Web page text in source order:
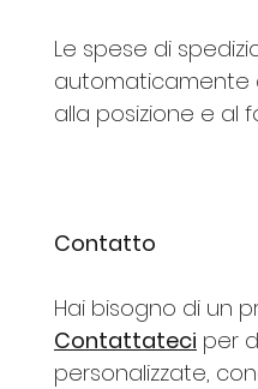
Le spese di
automaticamente
alla posizione e al
Contatto
Hai bisogno di un
Contattateci per
personalizzate,